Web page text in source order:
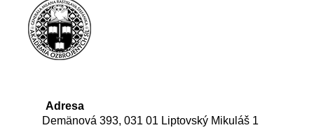
Adresa
Demänová 393, 031 01 Liptovský Mikuláš 1